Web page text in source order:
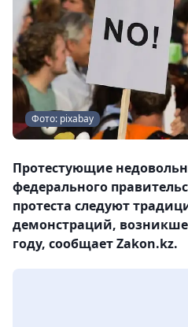
Фото: pixabay
Протестующие
федерального
протеста следуют
демонстраций,
году, сообщает Zakon.kz.